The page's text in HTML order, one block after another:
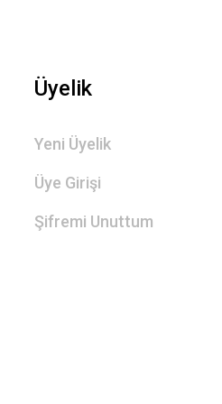
Üyelik
Yeni Üyelik
Üye Girişi
Şifremi Unuttum